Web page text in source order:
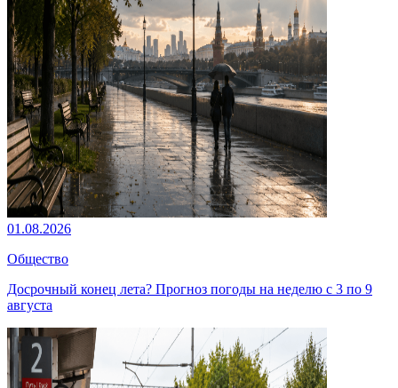
01.08.2026
Общество
Досрочный конец лета? Прогноз погоды на неделю с 3 по 9
августа